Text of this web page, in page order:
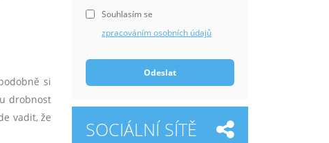
si
drobnost
vadit, že
Souhlasím se
zpracováním osobních údajů
Odeslat
SOCIÁLNÍ SÍTĚ